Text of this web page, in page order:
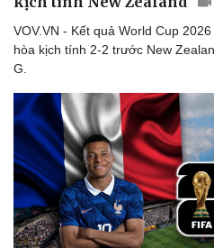
VOV.VN - Kết quả World Cup
hòa kịch tính 2-2 trước New
G.